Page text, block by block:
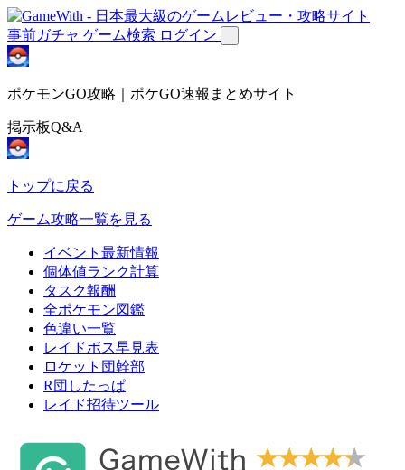
事前ガチャ ゲーム検索 ログイン
ポケモンGO攻略｜ポケGO速報まとめサイト
掲示板Q&A
トップに戻る
ゲーム攻略一覧を見る
イベント最新情報
個体値ランク計算
タスク報酬
全ポケモン図鑑
色違い一覧
レイドボス早見表
ロケット団幹部
R団したっぱ
レイド招待ツール